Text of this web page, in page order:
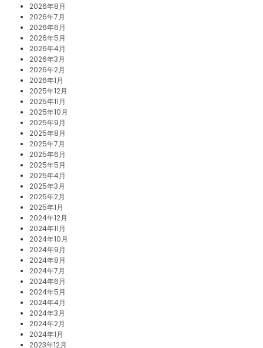
2026年8月
2026年7月
2026年6月
2026年5月
2026年4月
2026年3月
2026年2月
2026年1月
2025年12月
2025年11月
2025年10月
2025年9月
2025年8月
2025年7月
2025年6月
2025年5月
2025年4月
2025年3月
2025年2月
2025年1月
2024年12月
2024年11月
2024年10月
2024年9月
2024年8月
2024年7月
2024年6月
2024年5月
2024年4月
2024年3月
2024年2月
2024年1月
2023年12月